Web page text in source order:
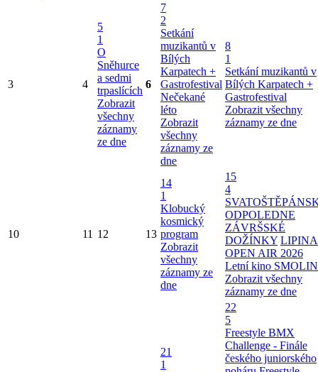
3 4
5
1
O
Sněhurce
a sedmi
trpaslících
Zobrazit
všechny
záznamy
ze dne
6
7
2
Setkání
muzikantů v
Bílých
Karpatech +
Gastrofestival
Nečekané
léto
Zobrazit
všechny
záznamy ze
dne
8
1
Setkání muzikantů v
Bílých Karpatech +
Gastrofestival
Zobrazit všechny
záznamy ze dne
10 11 12 13
14
1
Klobucký
kosmický
program
Zobrazit
všechny
záznamy ze
dne
15
4
ODPOLEDNE
ZÁVRŠSKÉ
DOŽÍNKY LIPINA
OPEN AIR 2026
Letní kino
Zobrazit všechny
záznamy ze dne
21
1
22
5
Freestyle BMX
Challenge - Finále
českého juniorského